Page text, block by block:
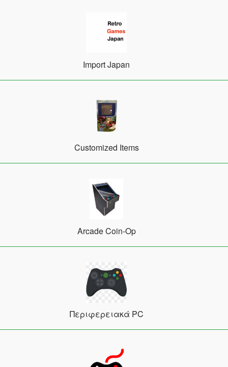
Import Japan
Customized Items
Arcade Coin-Op
Περιφερειακά PC